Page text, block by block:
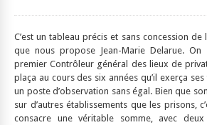
C’est un tableau précis et sans concession
que nous propose Jean-Marie Delarue.
premier Contrôleur général des lieux de
plaça au cours des six années qu’il exerça
un poste d’observation sans égal. Bien que
sur d’autres établissements que les prisons,
consacre une véritable somme, avec